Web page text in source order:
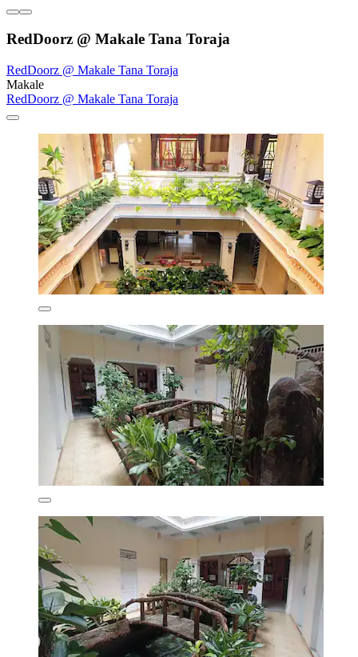
RedDoorz @ Makale Tana Toraja
RedDoorz @ Makale Tana Toraja
Makale
RedDoorz @ Makale Tana Toraja